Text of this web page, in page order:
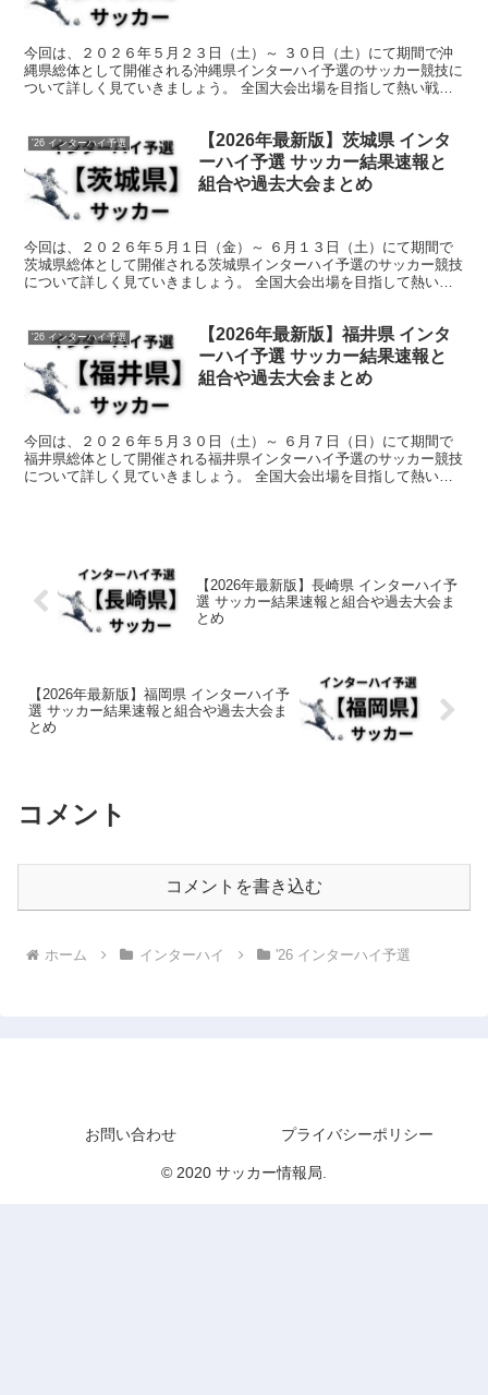
今回は、２０２６年５月２３日（土）～ ３０日（土）にて期間で沖
縄県総体として開催される沖縄県インターハイ予選のサッカー競技に
ついて詳しく見ていきましょう。 全国大会出場を目指して熱い戦い
'26 インターハイ予選
【2026年最新版】茨城県 インタ
ーハイ予選 サッカー結果速報と
組合や過去大会まとめ
今回は、２０２６年５月１日（金）～ ６月１３日（土）にて期間で
茨城県総体として開催される茨城県インターハイ予選のサッカー競技
について詳しく見ていきましょう。 全国大会出場を目指して熱い戦
'26 インターハイ予選
【2026年最新版】福井県 インタ
ーハイ予選 サッカー結果速報と
組合や過去大会まとめ
今回は、２０２６年５月３０日（土）～ ６月７日（日）にて期間で
福井県総体として開催される福井県インターハイ予選のサッカー競技
について詳しく見ていきましょう。 全国大会出場を目指して熱い戦
【2026年最新版】長崎県 インターハイ予
選 サッカー結果速報と組合や過去大会ま
とめ
【2026年最新版】福岡県 インターハイ予
選 サッカー結果速報と組合や過去大会ま
とめ
コメント
コメントを書き込む
ホーム インターハイ '26 インターハイ予選
お問い合わせ プライバシーポリシー
© 2020 サッカー情報局.